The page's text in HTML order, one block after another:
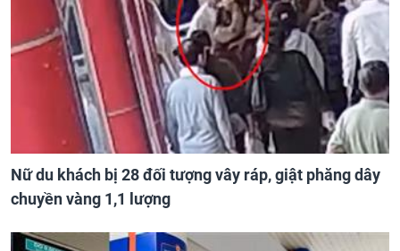
Nữ du khách bị 28 đối tượng vây ráp, giật phăng dây
chuyền vàng 1,1 lượng